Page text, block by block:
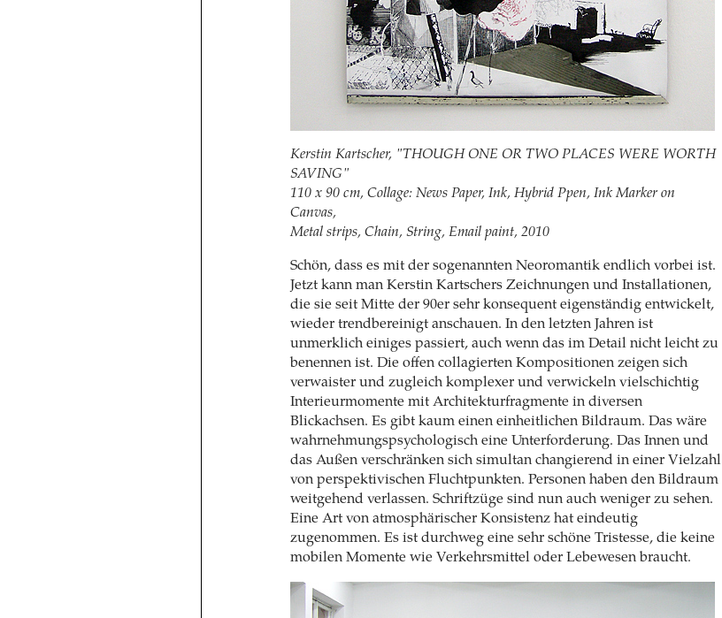
Kerstin Kartscher, "THOUGH ONE OR TWO PLACES WERE WORTH
SAVING"
110 x 90 cm, Collage: News Paper, Ink, Hybrid Ppen, Ink Marker on
Canvas,
Metal strips, Chain, String, Email paint, 2010
Schön, dass es mit der sogenannten Neoromantik endlich vorbei ist.
Jetzt kann man Kerstin Kartschers Zeichnungen und Installationen,
die sie seit Mitte der 90er sehr konsequent eigenständig entwickelt,
wieder trendbereinigt anschauen. In den letzten Jahren ist
unmerklich einiges passiert, auch wenn das im Detail nicht leicht zu
benennen ist. Die offen collagierten Kompositionen zeigen sich
verwaister und zugleich komplexer und verwickeln vielschichtig
Interieurmomente mit Architekturfragmente in diversen
Blickachsen. Es gibt kaum einen einheitlichen Bildraum. Das wäre
wahrnehmungspsychologisch eine Unterforderung. Das Innen und
das Außen verschränken sich simultan changierend in einer Vielzahl
von perspektivischen Fluchtpunkten. Personen haben den Bildraum
weitgehend verlassen. Schriftzüge sind nun auch weniger zu sehen.
Eine Art von atmosphärischer Konsistenz hat eindeutig
zugenommen. Es ist durchweg eine sehr schöne Tristesse, die keine
mobilen Momente wie Verkehrsmittel oder Lebewesen braucht.